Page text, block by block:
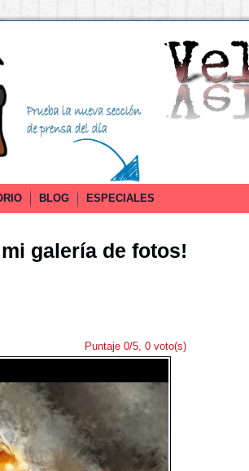
BLOG ESPECIALES
galería de fotos!
Puntaje 0/5, 0 voto(s)